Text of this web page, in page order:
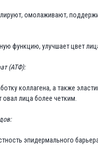
омолаживают,
функцию, улучшает цвет
(АТФ):
коллагена, а также
лица более четким.
эпидермального